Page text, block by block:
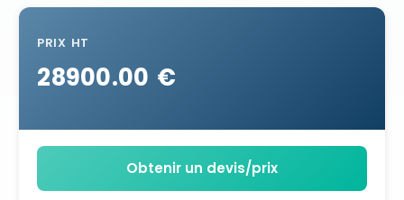
PRIX HT
28900.00 €
Obtenir un devis/prix